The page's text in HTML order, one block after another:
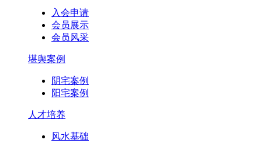
入会申请
会员展示
会员风采
堪舆案例
阴宅案例
阳宅案例
人才培养
风水基础